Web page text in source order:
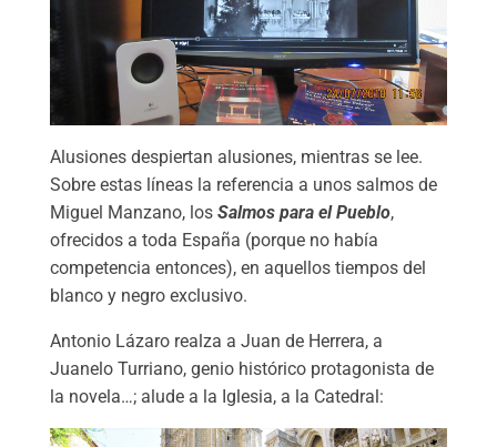
Alusiones despiertan alusiones, mientras se lee.
Sobre estas líneas la referencia a unos salmos de
Miguel Manzano, los Salmos para el Pueblo,
ofrecidos a toda España (porque no había
competencia entonces), en aquellos tiempos del
blanco y negro exclusivo.
Antonio Lázaro realza a Juan de Herrera, a
Juanelo Turriano, genio histórico protagonista de
la novela…; alude a la Iglesia, a la Catedral: